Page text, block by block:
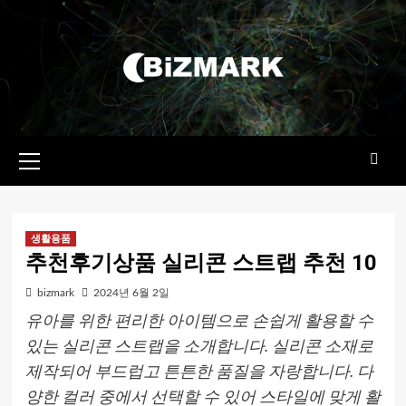
메뉴
생활용품
추천후기상품 실리콘 스트랩 추천 10
bizmark 2024년 6월 2일
유아를 위한 편리한 아이템으로 손쉽게 활용할 수
있는 실리콘 스트랩을 소개합니다. 실리콘 소재로
제작되어 부드럽고 튼튼한 품질을 자랑합니다. 다
양한 컬러 중에서 선택할 수 있어 스타일에 맞게 활